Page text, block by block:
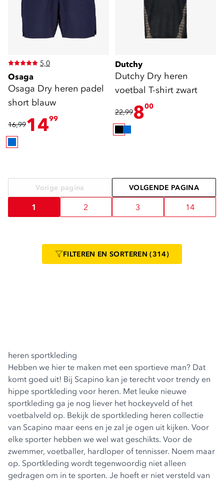
5,0
Osaga
Osaga Dry heren padel
short blauw
16,991499
Dutchy
Dutchy Dry heren
voetbal T-shirt zwart
22,99800
Vorige pagina VOLGENDE PAGINA
1 2 3 14
FILTEREN EN SORTEREN (314)
heren sportkleding
Hebben we hier te maken met een sportieve man? Dat
komt goed uit! Bij Scapino kan je terecht voor trendy en
hippe sportkleding voor heren. Met leuke nieuwe
sportkleding ga je nog liever het hockeyveld of het
voetbalveld op. Bekijk de sportkleding heren collectie
van Scapino maar eens en je zal je ogen uit kijken. Voor
elke sporter hebben we wel wat geschikts. Voor de
zwemmer, voetballer, hardloper of tennisser. Noem maar
op. Sportkleding wordt tegenwoordig niet alleen
gedragen om in te sporten. Je hoeft er niet versteld van